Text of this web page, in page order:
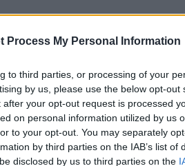
Process My Personal Information
to third parties, or processing of your
by us, please use the below opt-out
your opt-out request is processed
on personal information utilized by us
to your opt-out. You may separately
by third parties on the IAB’s list of
disclosed by us to third parties on the